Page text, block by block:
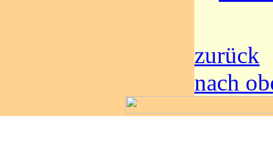
zurück
nach